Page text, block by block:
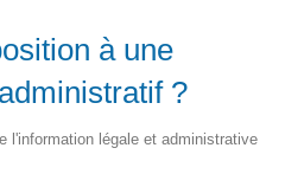
à une
?
l'information légale et administrative